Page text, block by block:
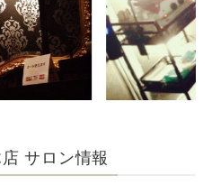
サロン情報